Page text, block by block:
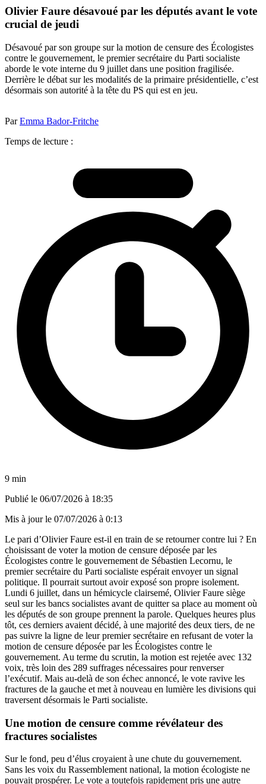
Olivier Faure désavoué par les députés avant le vote
crucial de jeudi
Désavoué par son groupe sur la motion de censure des Écologistes
contre le gouvernement, le premier secrétaire du Parti socialiste
aborde le vote interne du 9 juillet dans une position fragilisée.
Derrière le débat sur les modalités de la primaire présidentielle, c’est
désormais son autorité à la tête du PS qui est en jeu.
ParEmma Bador-Fritche
Temps de lecture :
9 min
Publié le 06/07/2026 à 18:35
Mis à jour le 07/07/2026 à 0:13
Le pari d’Olivier Faure est-il en train de se retourner contre lui ? En
choisissant de voter la motion de censure déposée par les
Écologistes contre le gouvernement de Sébastien Lecornu, le
premier secrétaire du Parti socialiste espérait envoyer un signal
politique. Il pourrait surtout avoir exposé son propre isolement.
Lundi 6 juillet, dans un hémicycle clairsemé, Olivier Faure siège
seul sur les bancs socialistes avant de quitter sa place au moment où
les députés de son groupe prennent la parole. Quelques heures plus
tôt, ces derniers avaient décidé, à une majorité des deux tiers, de ne
pas suivre la ligne de leur premier secrétaire en refusant de voter la
motion de censure déposée par les Écologistes contre le
gouvernement. Au terme du scrutin, la motion est rejetée avec 132
voix, très loin des 289 suffrages nécessaires pour renverser
l’exécutif. Mais au-delà de son échec annoncé, le vote ravive les
fractures de la gauche et met à nouveau en lumière les divisions qui
traversent désormais le Parti socialiste.
Une motion de censure comme révélateur des
fractures socialistes
Sur le fond, peu d’élus croyaient à une chute du gouvernement.
Sans les voix du Rassemblement national, la motion écologiste ne
pouvait prospérer. Le vote a toutefois rapidement pris une autre